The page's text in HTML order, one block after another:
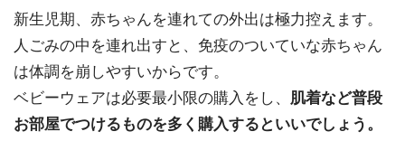
新生児期、赤ちゃんを連れての外出は極力控えます。
人ごみの中を連れ出すと、免疫のついていな赤ちゃん
は体調を崩しやすいからです。
ベビーウェアは必要最小限の購入をし、 肌着など普段
お部屋でつけるものを多く購入するといいでしょう。